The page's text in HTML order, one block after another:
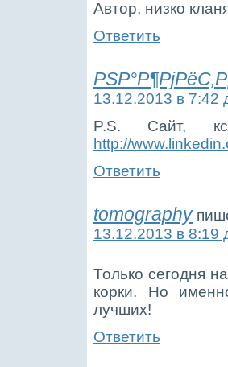
Автор, низко
Ответить
13.12.2013 в 7:42
P.S. Сайт,
http://
Ответить
tomography
13.12.2013 в 8:19
Только сегодня
корки. Но
лучших!
Ответить